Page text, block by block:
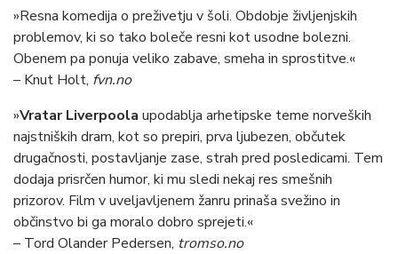
»Resna komedija o preživetju v šoli. Obdobje življenjskih
problemov, ki so tako boleče resni kot usodne bolezni.
Obenem pa ponuja veliko zabave, smeha in sprostitve.«
– Knut Holt, fvn.no
»Vratar Liverpoola upodablja arhetipske teme norveških
najstniških dram, kot so prepiri, prva ljubezen, občutek
drugačnosti, postavljanje zase, strah pred posledicami. Tem
dodaja prisrčen humor, ki mu sledi nekaj res smešnih
prizorov. Film v uveljavljenem žanru prinaša svežino in
občinstvo bi ga moralo dobro sprejeti.«
– Tord Olander Pedersen, tromso.no